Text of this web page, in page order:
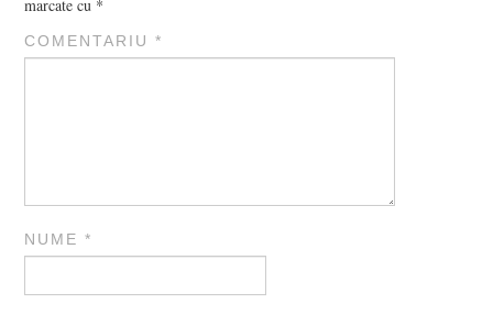
marcate cu *
COMENTARIU*
NUME*